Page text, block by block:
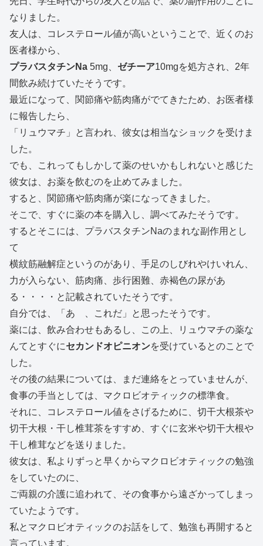
なりました。
友人は、コレステロール値が高いということで、近くのお
医者様から、
プラバスタチンNa 5mg、 ゼチーア10mgを処方され、2年
間飲み続けていたそうです。
最近になって、関節痛や筋肉痛がでてきたため、お医者様
に報告したら、
「リュウマチ」と言われ、彼女は相当なショックを受けま
した。
でも、これってもしかして薬のせいかもしれないと感じた
彼女は、お薬を飲むのを止めてみました。
すると、関節痛や筋肉痛が楽になってきました。
そこで、すぐに薬の本を購入し、調べてみたそうです。
するとそこには、プラバスタチンNaのまれな副作用とし
て
横紋筋融解症というのがあり、手足のしびれやけいれん、
力が入らない、筋肉痛、歩行困難、赤褐色の尿があ
る・・・・と記載されていたそうです。
自分では、「あゝ、これだ」と思ったそうです。
薬には、飲み合わせもあるし、この上、リュウマチの薬な
んてとすぐにセカンドオピニオンを受けているとのことで
した。
その後の結果については、まだ連絡をとっていませんが、
食事の手当としては、マクロビオティックの標準食。
それに、コレステロール値をさげるために、切干大根茶や
切干大根・干し椎茸茶をすすめ、すぐに玄米や切干大根や
干し椎茸などを送りました。
彼女は、私よりずっと早くからマクロビオティックの勉強
をしていたのに、
ご両親の介護に追われて、その食事から遠ざかってしまっ
ていたようです。
私とマクロビオティックのお話をして、勉強も再開すると
言っています。